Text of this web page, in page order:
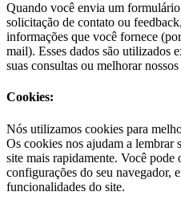
Quando você envia um
solicitação de contato ou
informações que você fornece
mail). Esses dados são utilizados
suas consultas ou melhorar
Cookies:
Nós utilizamos cookies para
Os cookies nos ajudam a lembrar
site mais rapidamente. Você pode
configurações do seu navegador,
funcionalidades do site.